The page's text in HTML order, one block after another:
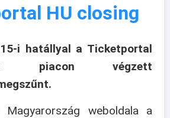
HU closing
i hatállyal a Ticketportal
piacon végzett
weboldala a